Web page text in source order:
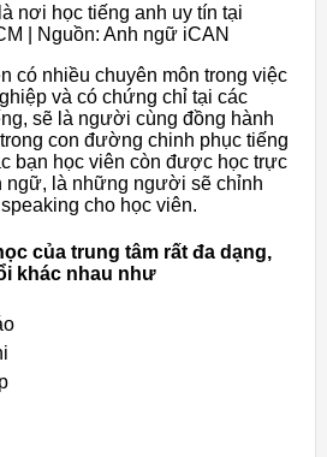
nơi học tiếng anh uy tín tại
| Nguồn: Anh ngữ iCAN
có nhiều chuyên môn trong việc
và có chứng chỉ tại các
sẽ là người cùng đồng hành
con đường chinh phục tiếng
bạn học viên còn được học trực
ngữ, là những người sẽ chỉnh
cho học viên.
của trung tâm rất đa dạng,
khác nhau như